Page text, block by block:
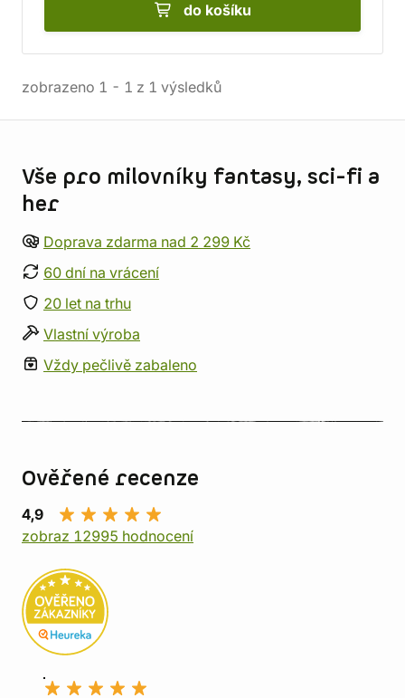
do košíku
zobrazeno 1 - 1 z 1 výsledků
Vše pro milovníky fantasy, sci-fi a
her
Doprava zdarma nad 2 299 Kč
60 dní na vrácení
20 let na trhu
Vlastní výroba
Vždy pečlivě zabaleno
Ověřené recenze
4,9
zobraz 12995 hodnocení